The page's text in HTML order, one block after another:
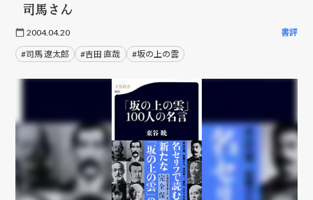
司馬さん
2004.04.20 書評
#司馬 遼太郎 #吉田 直哉 #坂の上の雲